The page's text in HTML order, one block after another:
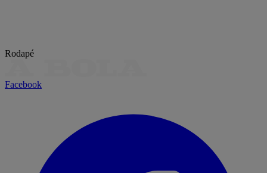
Rodapé
Facebook